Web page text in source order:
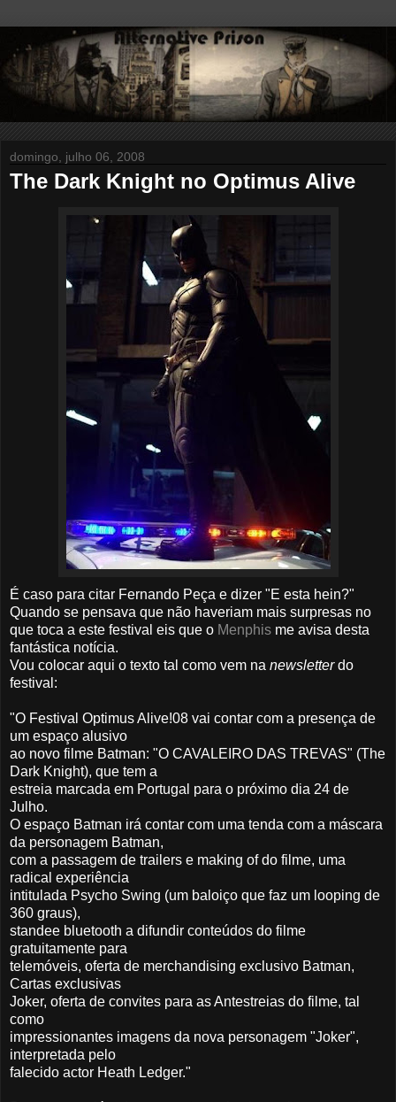
domingo, julho 06, 2008
The Dark Knight no Optimus Alive
É caso para citar Fernando Peça e dizer "E esta hein?"
Quando se pensava que não haveriam mais surpresas no
que toca a este festival eis que o Menphis me avisa desta
fantástica notícia.
Vou colocar aqui o texto tal como vem na newsletterdo
festival:
"O Festival Optimus Alive!08 vai contar com a presença de
um espaço alusivo
ao novo filme Batman: "O CAVALEIRO DAS TREVAS" (The
Dark Knight), que tem a
estreia marcada em Portugal para o próximo dia 24 de
Julho.
O espaço Batman irá contar com uma tenda com a máscara
da personagem Batman,
com a passagem de trailers e making of do filme, uma
radical experiência
intitulada Psycho Swing (um baloiço que faz um looping de
360 graus),
standee bluetooth a difundir conteúdos do filme
gratuitamente para
telemóveis, oferta de merchandising exclusivo Batman,
Cartas exclusivas
Joker, oferta de convites para as Antestreias do filme, tal
como
impressionantes imagens da nova personagem "Joker",
interpretada pelo
falecido actor Heath Ledger."